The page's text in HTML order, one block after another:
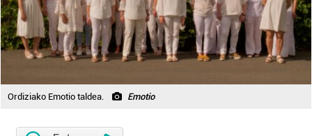
Ordiziako Emotio taldea. Emotio